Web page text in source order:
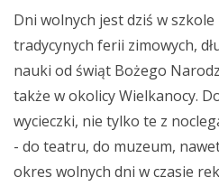
Dni wolnych jest dziś w
tradycynych ferii zimowych,
nauki od świąt Bożego
także w okolicy Wielkanocy.
wycieczki, nie tylko te z
- do teatru, do muzeum,
okres wolnych dni w czasie